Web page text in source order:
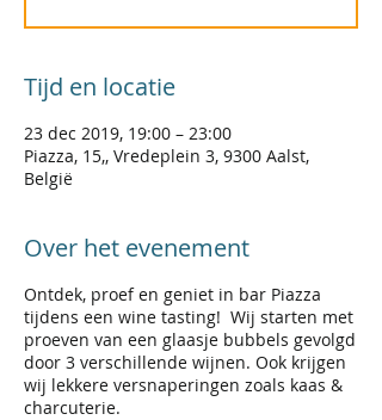
Tijd en locatie
23 dec 2019, 19:00 – 23:00
Piazza, 15,, Vredeplein 3, 9300 Aalst,
België
Over het evenement
Ontdek, proef en geniet in bar Piazza
tijdens een wine tasting! Wij starten met
proeven van een glaasje bubbels gevolgd
door 3 verschillende wijnen. Ook krijgen
wij lekkere versnaperingen zoals kaas &
charcuterie.